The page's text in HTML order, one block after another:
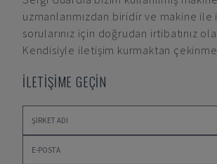
uzmanlarımızdan biridir ve makine ile
sorularınız için doğrudan irtibatınız
Kendisiyle iletişim kurmaktan
İLETİŞİME GEÇİN